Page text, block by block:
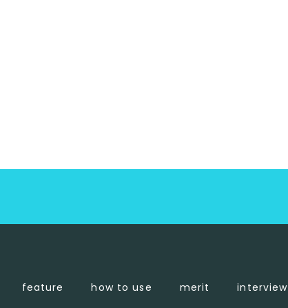
feature how to use merit interview